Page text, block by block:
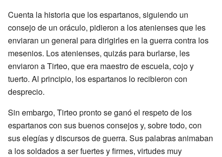
Cuenta la historia que los espartanos, siguiendo un
consejo de un oráculo, pidieron a los atenienses que les
enviaran un general para dirigirles en la guerra contra los
mesenios. Los atenienses, quizás para burlarse, les
enviaron a Tirteo, que era maestro de escuela, cojo y
tuerto. Al principio, los espartanos lo recibieron con
desprecio.
Sin embargo, Tirteo pronto se ganó el respeto de los
espartanos con sus buenos consejos y, sobre todo, con
sus elegías y discursos de guerra. Sus palabras animaban
a los soldados a ser fuertes y firmes, virtudes muy